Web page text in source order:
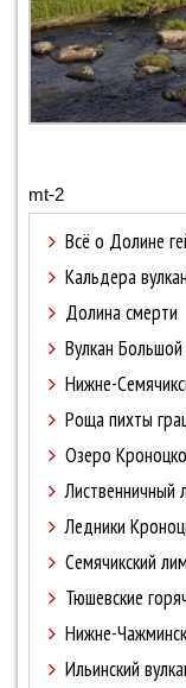
mt-2
Всё о Долине
Кальдера
Долина смерти
Вулкан
Нижне-
Роща пихты
Озеро
Лиственничный
Ледники
Семячикский
Тюшевские
Нижне-
Ильинский